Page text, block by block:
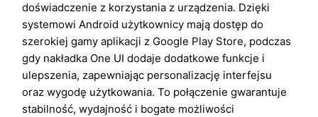
doświadczenie z korzystania z urządzenia. Dzięki
systemowi Android użytkownicy mają dostęp do
szerokiej gamy aplikacji z Google Play Store, podczas
gdy nakładka One UI dodaje dodatkowe funkcje i
ulepszenia, zapewniając personalizację interfejsu
oraz wygodę użytkowania. To połączenie gwarantuje
stabilność, wydajność i bogate możliwości